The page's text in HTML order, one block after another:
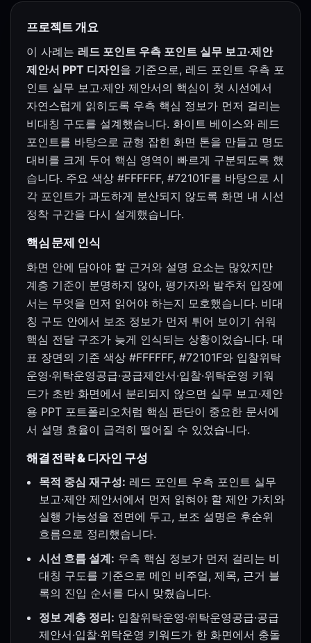
프로젝트 개요
이 사례는 레드 포인트 우측 포인트 실무 보고·제안
제안서 PPT 디자인을 기준으로, 레드 포인트 우측 포
인트 실무 보고·제안 제안서의 핵심이 첫 시선에서
자연스럽게 읽히도록 우측 핵심 정보가 먼저 걸리는
비대칭 구도를 설계했습니다. 화이트 베이스와 레드
포인트를 바탕으로 균형 잡힌 화면 톤을 만들고 명도
대비를 크게 두어 핵심 영역이 빠르게 구분되도록 했
습니다. 주요 색상 #FFFFFF, #72101F를 바탕으로 시
각 포인트가 과도하게 분산되지 않도록 화면 내 시선
정착 구간을 다시 설계했습니다.
핵심 문제 인식
화면 안에 담아야 할 근거와 설명 요소는 많았지만
계층 기준이 분명하지 않아, 평가자와 발주처 입장에
서는 무엇을 먼저 읽어야 하는지 모호했습니다. 비대
칭 구도 안에서 보조 정보가 먼저 튀어 보이기 쉬워
핵심 전달 구조가 늦게 인식되는 상황이었습니다. 대
표 장면의 기준 색상 #FFFFFF, #72101F와 입찰위탁
운영·위탁운영공급·공급제안서·입찰·위탁운영 키워
드가 초반 화면에서 분리되지 않으면 실무 보고·제안
용 PPT 포트폴리오처럼 핵심 판단이 중요한 문서에
서 설명 효율이 급격히 떨어질 수 있었습니다.
해결 전략 & 디자인 구성
목적 중심 재구성: 레드 포인트 우측 포인트 실무
보고·제안 제안서에서 먼저 읽혀야 할 제안 가치와
실행 가능성을 전면에 두고, 보조 설명은 후순위
흐름으로 정리했습니다.
시선 흐름 설계: 우측 핵심 정보가 먼저 걸리는 비
대칭 구도를 기준으로 메인 비주얼, 제목, 근거 블
록의 진입 순서를 다시 맞췄습니다.
정보 계층 정리: 입찰위탁운영·위탁운영공급·공급
제안서·입찰·위탁운영 키워드가 한 화면에서 충돌